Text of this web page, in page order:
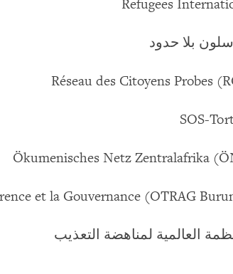
Refugees
بلا حدود
Réseau des Citoyens Probes
SOS-
Ökumenisches Netz Zentralafrika
et la Gouvernance (OTRAG
العالمية لمناهضة التعذيب